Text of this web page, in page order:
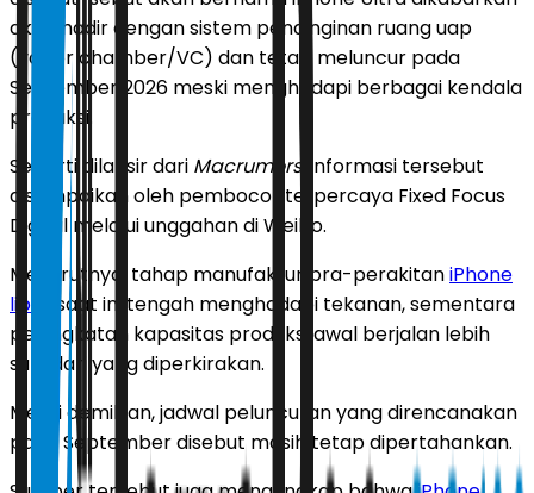
akan hadir dengan sistem pendinginan ruang uap
(vapor chamber/VC) dan tetap meluncur pada
September 2026 meski menghadapi berbagai kendala
produksi.
Seperti dilansir dari Macrumors , informasi tersebut
disampaikan oleh pembocor terpercaya Fixed Focus
Digital melalui unggahan di Weibo.
Menurutnya, tahap manufaktur pra-perakitaniPhone
lipat
saat ini tengah menghadapi tekanan, sementara
peningkatan kapasitas produksi awal berjalan lebih
sulit dari yang diperkirakan.
Meski demikian, jadwal peluncuran yang direncanakan
pada September disebut masih tetap dipertahankan.